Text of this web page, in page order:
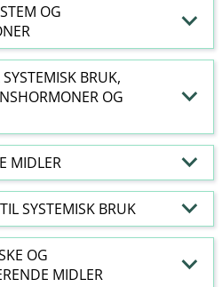
OG
BRUK,
OG
MIDLER
SYSTEMISK BRUK
OG
MIDLER